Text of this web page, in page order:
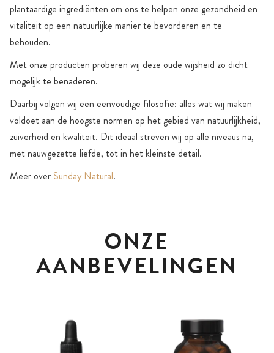
plantaardige ingrediënten om ons te helpen onze gezondheid en
vitaliteit op een natuurlijke manier te bevorderen en te
behouden.
Met onze producten proberen wij deze oude wijsheid zo dicht
mogelijk te benaderen.
Daarbij volgen wij een eenvoudige filosofie: alles wat wij maken
voldoet aan de hoogste normen op het gebied van natuurlijkheid,
zuiverheid en kwaliteit. Dit ideaal streven wij op alle niveaus na,
met nauwgezette liefde, tot in het kleinste detail.
Meer over Sunday Natural.
ONZE
AANBEVELINGEN